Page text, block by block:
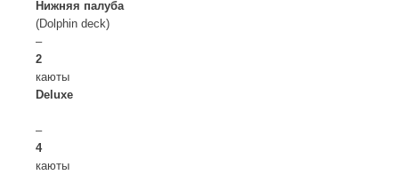
Нижняя палуба
(Dolphin deck)
–
2
каюты
Deluxe
–
4
каюты